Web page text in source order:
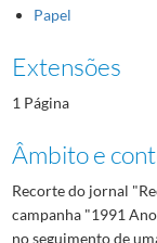
Papel
Extensões
1 Página
Âmbito e
Recorte do jornal
campanha "1991
no seguimento de